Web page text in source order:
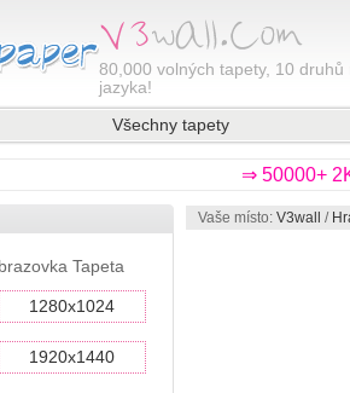
80,000 volných tapety, 10 druhů
jazyka!
Všechny tapety
⇒ 50000+
Tapeta
1280x1024
1920x1440
Vaše místo: V3wall /